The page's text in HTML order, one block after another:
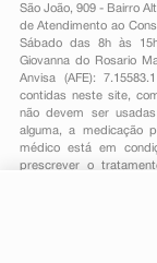
São João, 909 - Bairro
de Atendimento ao
Sábado das 8h às
Giovanna do Rosario
Anvisa (AFE):
contidas neste site,
não devem ser
alguma, a medicação
médico está em
prescrever o